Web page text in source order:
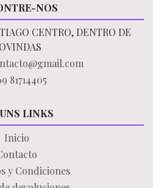
NOS
CENTRO, DENTRO DE
81714405
LINKS
Inicio
y Condiciones